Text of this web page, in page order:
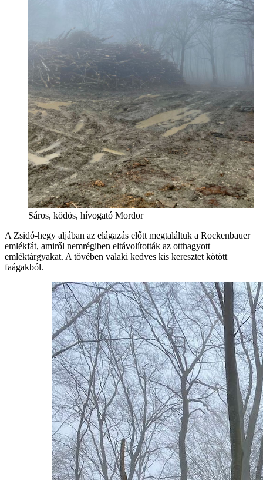
Sáros, ködös, hívogató Mordor
A Zsidó-hegy aljában az elágazás előtt megtaláltuk a Rockenbauer
emlékfát, amiről nemrégiben eltávolították az otthagyott
emléktárgyakat. A tövében valaki kedves kis keresztet kötött
faágakból.